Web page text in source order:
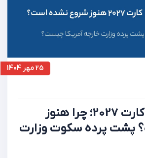
25 مهر 1404
لاتاری گرین کارت 2027؛ چرا هنوز
پشت پرده سکوت وزارت